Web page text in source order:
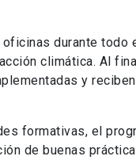
durante
climática. Al
y
formativas, el
de buenas